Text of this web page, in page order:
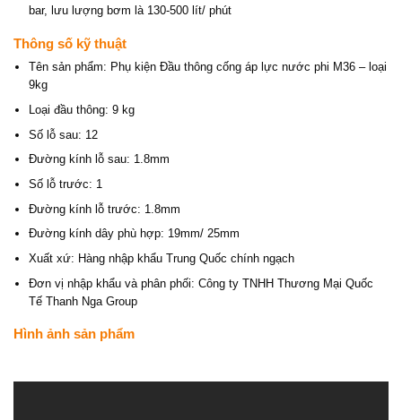
bar, lưu lượng bơm là 130-500 lít/ phút
Thông số kỹ thuật
Tên sản phẩm: Phụ kiện Đầu thông cống áp lực nước phi M36 – loại
9kg
Loại đầu thông: 9 kg
Số lỗ sau: 12
Đường kính lỗ sau: 1.8mm
Số lỗ trước: 1
Đường kính lỗ trước: 1.8mm
Đường kính dây phù hợp: 19mm/ 25mm
Xuất xứ: Hàng nhập khẩu Trung Quốc chính ngạch
Đơn vị nhập khẩu và phân phối: Công ty TNHH Thương Mại Quốc
Tế Thanh Nga Group
Hình ảnh sản phẩm